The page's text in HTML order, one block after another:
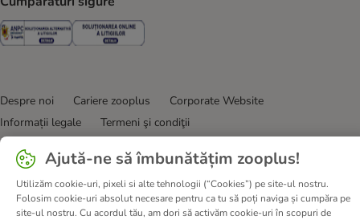
Security Security
Despre noi Cariere zooplus
Corporate Website
Informații legale
Termeni şi condiţii
Deșeuri și protecția mediului
Retrageți-vă din contract aici
Metode de plată
Program de afiliere
Declarație de accesibilitate
Confidenţialitate & protecția datelor
DSA
Ajută-ne să îmbunătățim zooplus!
Utilizăm cookie-uri, pixeli si alte tehnologii (“Cookies”) pe site-ul nostru.
Folosim cookie-uri absolut necesare pentru ca tu să poți naviga și cumpăra pe
site-ul nostru. Cu acordul tău, am dori să activăm cookie-uri în scopuri de